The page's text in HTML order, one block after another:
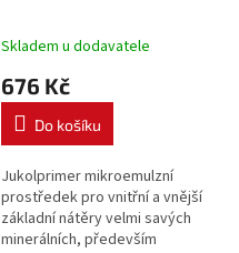
Skladem u dodavatele
676 Kč
Do košíku
Jukolprimer mikroemulzní
prostředek pro vnitřní a vnější
základní nátěry velmi savých
minerálních, především